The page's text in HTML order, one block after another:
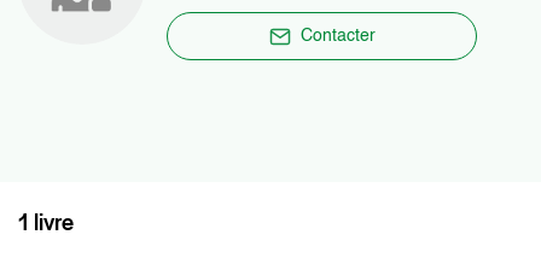
Contacter
1 livre